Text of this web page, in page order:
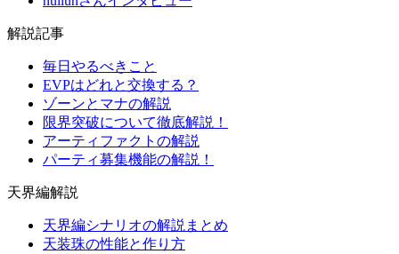
解説記事
毎日やるべきこと
EVPはどれと交換する？
ゾーンとマナの解説
限界突破について徹底解説！
アーティファクトの解説
パーティ募集機能の解説！
天界編解説
天界編シナリオの解説まとめ
天装珠の性能と作り方